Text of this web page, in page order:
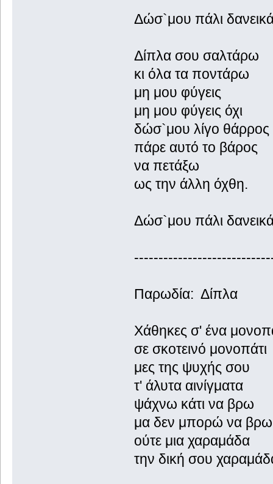
Δώσ`μου πάλι
Δίπλα σου σαλτάρω
κι όλα τα ποντάρω
μη μου φύγεις
μη μου φύγεις όχι
δώσ`μου λίγο θάρρος
πάρε αυτό το βάρος
να πετάξω
ως την άλλη όχθη.
Δώσ`μου πάλι
Παρωδία: Δίπλα
Χάθηκες σ' ένα
σε σκοτεινό μονοπάτι
μες της ψυχής σου
τ' άλυτα αινίγματα
ψάχνω κάτι να βρω
μα δεν μπορώ να βρω
ούτε μια χαραμάδα
την δική σου